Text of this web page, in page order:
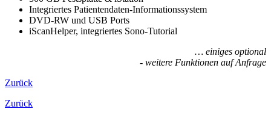
Integriertes Patientendaten-Informationssystem
DVD-RW und USB Ports
iScanHelper, integriertes Sono-Tutorial
… einiges optional
- weitere Funktionen auf Anfrage
Zurück
Zurück